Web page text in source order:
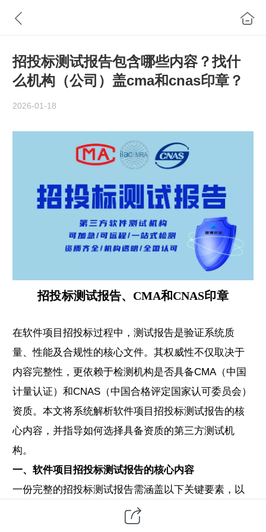
招投标测试报告包含哪些内容？找什
么机构（公司）盖cma和cnas印章？
2026-01-18
招投标测试报告、CMA和CNAS印章
在软件项目招投标过程中，测试报告是验证系统质
量、性能及合规性的核心文件。其权威性不仅取决于
内容完整性，更依赖于检测机构是否具备CMA（中国
计量认证）和CNAS（中国合格评定国家认可委员会）
资质。本文将系统解析软件项目招投标测试报告的核
心内容，并指导如何选择具备资质的第三方测试机
构。
一、软件项目招投标测试报告的核心内容
一份完整的招投标测试报告需涵盖以下关键要素，以
满足招标方对技术指标、安全性及合规性的审查需